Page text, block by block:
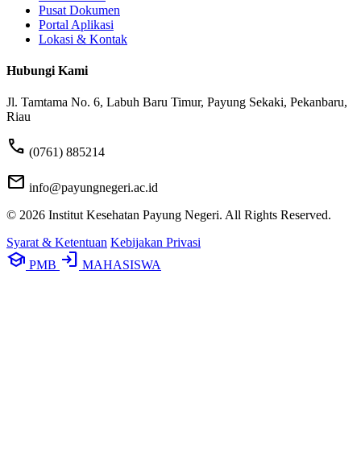
Pusat Dokumen
Portal Aplikasi
Lokasi & Kontak
Hubungi Kami
Jl. Tamtama No. 6, Labuh Baru Timur, Payung Sekaki, Pekanbaru,
Riau
phone (0761) 885214
mail info@payungnegeri.ac.id
© 2026 Institut Kesehatan Payung Negeri. All Rights Reserved.
Syarat & Ketentuan Kebijakan Privasi
school PMB login MAHASISWA